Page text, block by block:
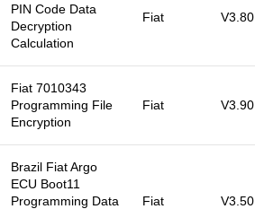
PIN Code Data
Decryption
Calculation
Fiat V3.80
Fiat 7010343
Programming File
Encryption
Fiat V3.90
Brazil Fiat Argo
ECU Boot11
Programming Data
Fiat V3.50